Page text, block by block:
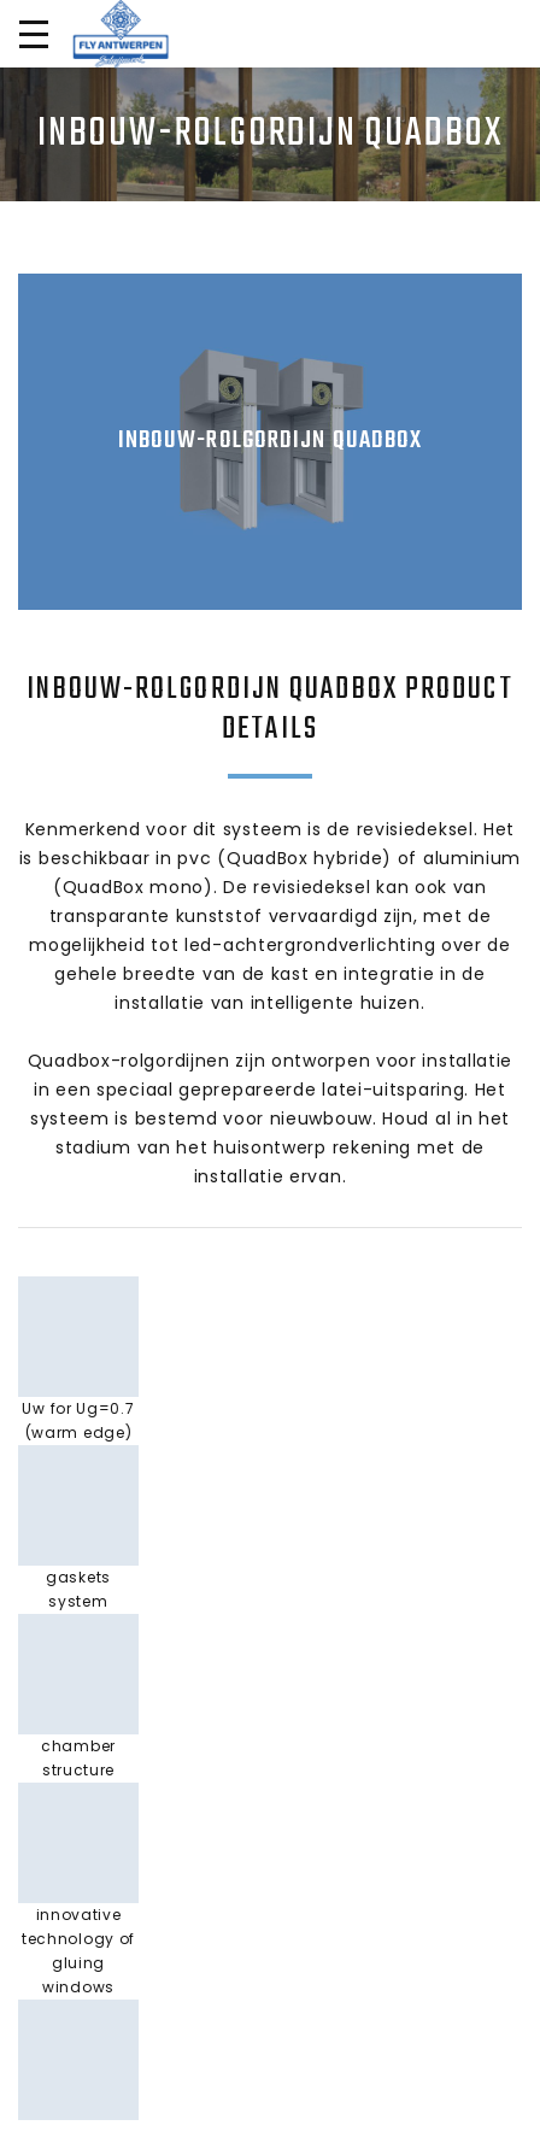
INBOUW-ROLGORDIJN QUADBOX
INBOUW-ROLGORDIJN QUADBOX
INBOUW-ROLGORDIJN QUADBOX PRODUCT
DETAILS
Kenmerkend voor dit systeem is de revisiedeksel. Het
is beschikbaar in pvc (QuadBox hybride) of aluminium
(QuadBox mono). De revisiedeksel kan ook van
transparante kunststof vervaardigd zijn, met de
mogelijkheid tot led-achtergrondverlichting over de
gehele breedte van de kast en integratie in de
installatie van intelligente huizen.
Quadbox-rolgordijnen zijn ontworpen voor installatie
in een speciaal geprepareerde latei-uitsparing. Het
systeem is bestemd voor nieuwbouw. Houd al in het
stadium van het huisontwerp rekening met de
installatie ervan.
Uw for Ug=0.7
(warm edge)
gaskets
system
chamber
structure
innovative
technology of
gluing
windows